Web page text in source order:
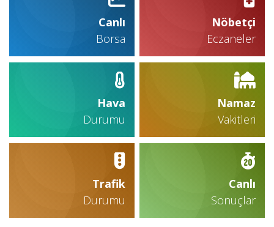
Canlı
Borsa
Nöbetçi
Eczaneler
Hava
Durumu
Namaz
Vakitleri
Trafik
Durumu
Canlı
Sonuçlar